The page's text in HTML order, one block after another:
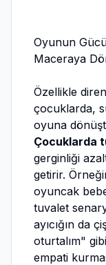
Oyunun
Maceraya
Özellikle
çocuklarda,
oyuna
Çocuklarda
gerginliği
getirir.
oyuncak
tuvalet
ayıcığın da
oturtalım"
empati